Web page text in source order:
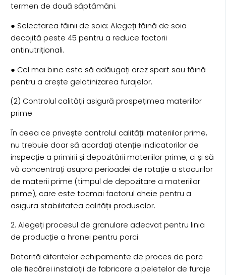
termen de două săptămâni.
● Selectarea făinii de soia: Alegeți făină de soia
decojită peste 45 pentru a reduce factorii
antinutriționali.
● Cel mai bine este să adăugați orez spart sau făină
pentru a crește gelatinizarea furajelor.
(2) Controlul calității asigură prospețimea materiilor
prime
În ceea ce privește controlul calității materiilor prime,
nu trebuie doar să acordați atenție indicatorilor de
inspecție a primirii și depozitării materiilor prime, ci și să
vă concentrați asupra perioadei de rotație a stocurilor
de materii prime (timpul de depozitare a materiilor
prime), care este tocmai factorul cheie pentru a
asigura stabilitatea calității produselor.
2. Alegeți procesul de granulare adecvat pentru linia
de producție a hranei pentru porci
Datorită diferitelor echipamente de proces de porc
ale fiecărei instalații de fabricare a peletelor de furaje